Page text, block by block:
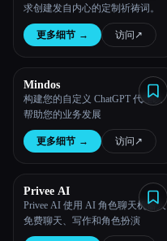
求创建发自内心的定制祈祷词。
更多细节 → 访问 ↗︎
Mindos
构建您的自定义 ChatGPT 代理以
帮助您的业务发展
更多细节 → 访问 ↗︎
Privee AI
Privee AI 使用 AI 角色聊天机器人
免费聊天、写作和角色扮演